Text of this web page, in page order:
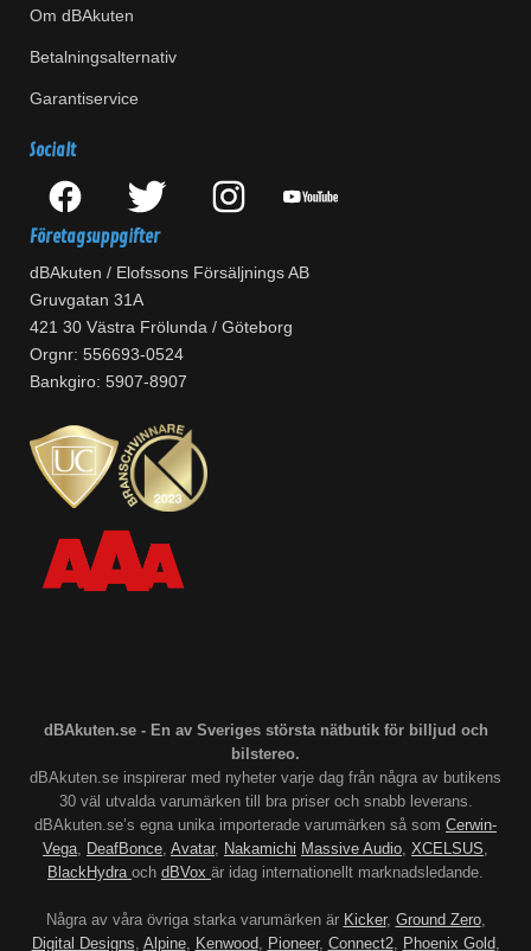
Om dBAkuten
Betalningsalternativ
Garantiservice
Socialt
Företagsuppgifter
dBAkuten / Elofssons Försäljnings AB
Gruvgatan 31A
421 30 Västra Frölunda / Göteborg
Orgnr: 556693-0524
Bankgiro: 5907-8907
dBAkuten.se - En av Sveriges största nätbutik för billjud och
bilstereo.
dBAkuten.se inspirerar med nyheter varje dag från några av butikens
30 väl utvalda varumärken till bra priser och snabb leverans.
dBAkuten.se’s egna unika importerade varumärken så som Cerwin-
Vega, DeafBonce, Avatar, Nakamichi Massive Audio, XCELSUS,
BlackHydra och dBVox är idag internationellt marknadsledande.
Några av våra övriga starka varumärken är Kicker, Ground Zero,
Digital Designs, Alpine, Kenwood, Pioneer, Connect2, Phoenix Gold,